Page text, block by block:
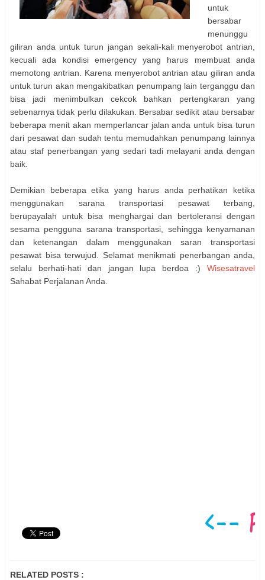
untuk
bersabar
menunggu
giliran anda untuk turun jangan sekali-kali menyerobot antrian,
kecuali ada kondisi emergency yang harus membuat anda
memotong antrian. Karena menyerobot antrian atau giliran anda
untuk turun akan mengakibatkan penumpang lain terganggu dan
bisa jadi menimbulkan cekcok bahkan pertengkaran yang
sebenarnya tidak perlu dilakukan. Bersabar sedikit atau bersabar
beberapa menit akan memperlancar jalan anda untuk bisa turun
dari pesawat dan sudah tentu memudahkan penumpang lainnya
atau staf penerbangan yang sedari tadi melayani anda dengan
baik.
Demikian beberapa etika yang harus anda perhatikan ketika
menggunakan sarana transportasi pesawat terbang,
berupayalah untuk bisa menghargai dan bertoleransi dengan
sesama pengguna sarana transportasi, sehingga kenyamanan
dan ketenangan dalam menggunakan saran transportasi
pesawat bisa terwujud. Selamat menikmati penerbangan anda,
selalu berhati-hati dan jangan lupa berdoa :) Wisesatravel
Sahabat Perjalanan Anda.
RELATED POSTS :